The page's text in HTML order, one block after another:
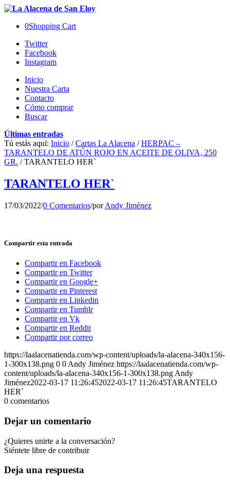
0Shopping Cart
Twitter
Facebook
Instagram
Inicio
Nuestra Carta
Contacto
Cómo comprar
Buscar
Últimas entradas
Tú estás aquí: Inicio / Cartas La Alacena / HERPAC –
TARANTELO DE ATÚN ROJO EN ACEITE DE OLIVA, 250
GR. / TARANTELO HER`
TARANTELO HER`
17/03/2022/0 Comentarios/porAndy Jiménez
Compartir esta entrada
Compartir en Facebook
Compartir en Twitter
Compartir en Google+
Compartir en Pinterest
Compartir en Linkedin
Compartir en Tumblr
Compartir en Vk
Compartir en Reddit
Compartir por correo
https://laalacenatienda.com/wp-content/uploads/la-alacena-340x156-
1-300x138.png 0 0 Andy Jiménez https://laalacenatienda.com/wp-
content/uploads/la-alacena-340x156-1-300x138.png Andy
Jiménez2022-03-17 11:26:452022-03-17 11:26:45TARANTELO
HER`
0 comentarios
Dejar un comentario
¿Quieres unirte a la conversación?
Siéntete libre de contribuir
Deja una respuesta